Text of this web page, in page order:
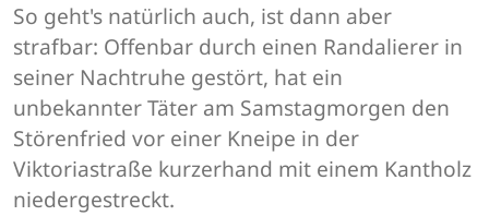
So geht's natürlich auch, ist dann aber
strafbar: Offenbar durch einen Randalierer in
seiner Nachtruhe gestört, hat ein
unbekannter Täter am Samstagmorgen den
Störenfried vor einer Kneipe in der
Viktoriastraße kurzerhand mit einem Kantholz
niedergestreckt.